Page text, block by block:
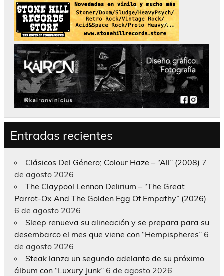
Entradas recientes
Clásicos Del Género; Colour Haze – “All” (2008) 7
de agosto 2026
The Claypool Lennon Delirium – “The Great
Parrot-Ox And The Golden Egg Of Empathy” (2026)
6 de agosto 2026
Sleep renueva su alineación y se prepara para su
desembarco el mes que viene con “Hempispheres” 6
de agosto 2026
Steak lanza un segundo adelanto de su próximo
álbum con “Luxury Junk” 6 de agosto 2026